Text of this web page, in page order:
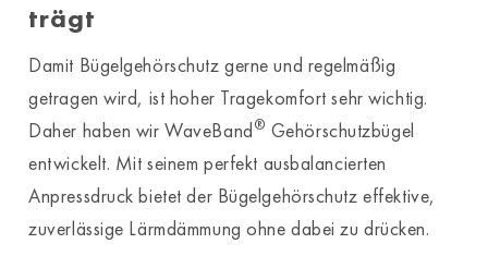
trägt
Damit Bügelgehörschutz gerne und regelmäßig
getragen wird, ist hoher Tragekomfort sehr wichtig.
Daher haben wir WaveBand® Gehörschutzbügel
entwickelt. Mit seinem perfekt ausbalancierten
Anpressdruck bietet der Bügelgehörschutz effektive,
zuverlässige Lärmdämmung ohne dabei zu drücken.